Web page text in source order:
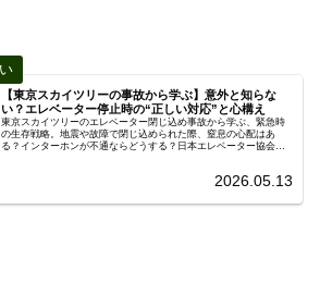
【東京スカイツリーの事故から学ぶ】意外と知らな
い？エレベーター停止時の“正しい対応”と心構え
東京スカイツリーのエレベーター閉じ込め事故から学ぶ、緊急時
の生存戦略。地震や故障で閉じ込められた際、窒息の心配はあ
る？インターホンが不通ならどうする？日本エレベーター協会推
2026.05.13